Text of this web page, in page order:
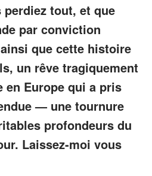
perdiez tout, et que
par conviction
que cette histoire
un rêve tragiquement
en Europe qui a pris
— une tournure
profondeurs du
Laissez-moi vous